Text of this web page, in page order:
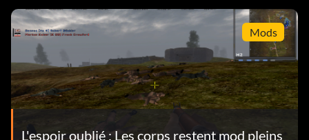
Mods
L'espoir oublié : Les corps restent mod pleins